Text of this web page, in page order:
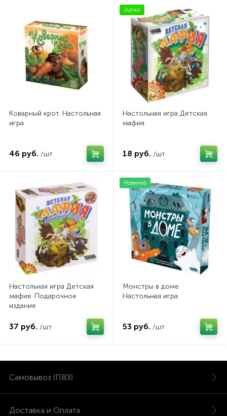
Коварный крот. Настольная
игра
46 руб. /шт
Junior
Настольная игра Детская
мафия
18 руб. /шт
Настольная игра Детская
мафия. Подарочное
издание
37 руб. /шт
Новинка
Монстры в доме.
Настольная игра
53 руб. /шт
Самовывоз (ПВЗ)
Доставка и Оплата